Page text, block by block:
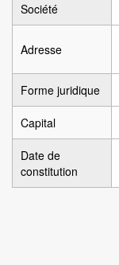
Société
Adresse
Forme juridique
Capital
Date de
constitution